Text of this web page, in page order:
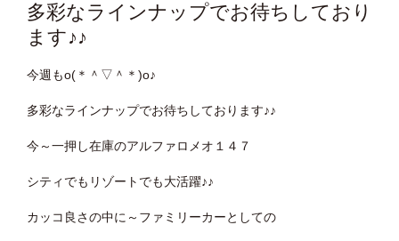
多彩なラインナップでお待ちしており
ます♪♪
今週もo(＊＾▽＾＊)o♪
多彩なラインナップでお待ちしております♪♪
今～一押し在庫のアルファロメオ１４７
シティでもリゾートでも大活躍♪♪
カッコ良さの中に～ファミリーカーとしての